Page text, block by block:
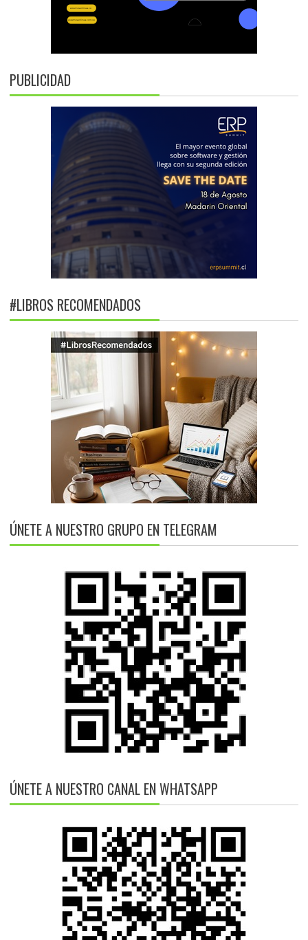
PUBLICIDAD
#LIBROS RECOMENDADOS
ÚNETE A NUESTRO GRUPO EN TELEGRAM
ÚNETE A NUESTRO CANAL EN WHATSAPP